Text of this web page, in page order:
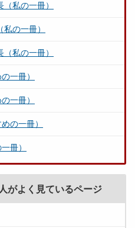
私の一冊）
の一冊）
私の一冊）
一冊）
一冊）
の一冊）
冊）
がよく見ているページ